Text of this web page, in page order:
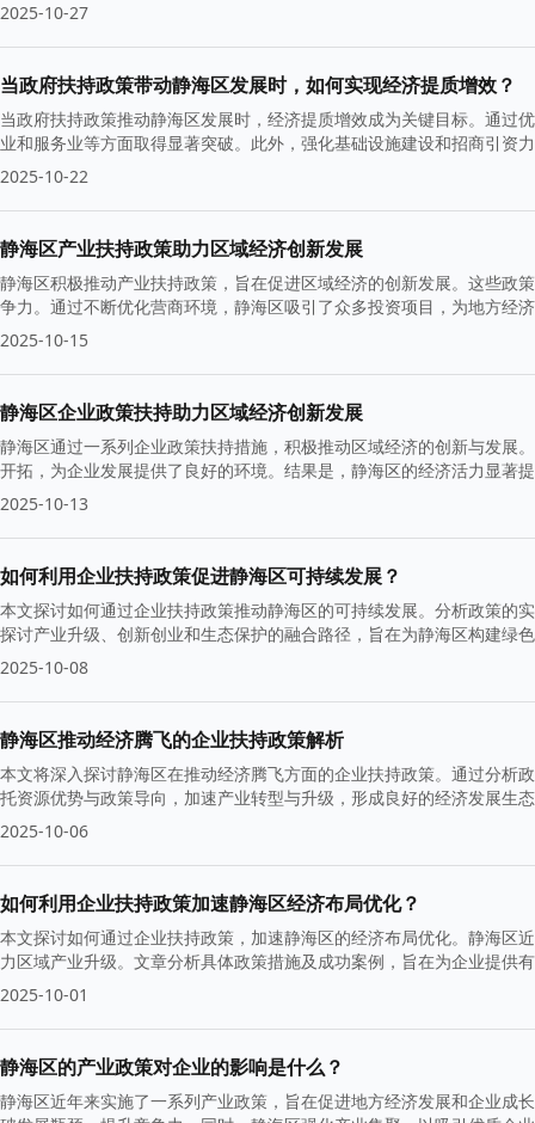
2025-10-27
当政府扶持政策带动静海区发展时，如何实现经济提质增效？
当政府扶持政策推动静海区发展时，经济提质增效成为关键目标。通过
业和服务业等方面取得显著突破。此外，强化基础设施建设和招商引资
2025-10-22
静海区产业扶持政策助力区域经济创新发展
静海区积极推动产业扶持政策，旨在促进区域经济的创新发展。这些政
争力。通过不断优化营商环境，静海区吸引了众多投资项目，为地方经
2025-10-15
静海区企业政策扶持助力区域经济创新发展
静海区通过一系列企业政策扶持措施，积极推动区域经济的创新与发展
开拓，为企业发展提供了良好的环境。结果是，静海区的经济活力显著
2025-10-13
如何利用企业扶持政策促进静海区可持续发展？
本文探讨如何通过企业扶持政策推动静海区的可持续发展。分析政策的
探讨产业升级、创新创业和生态保护的融合路径，旨在为静海区构建绿
2025-10-08
静海区推动经济腾飞的企业扶持政策解析
本文将深入探讨静海区在推动经济腾飞方面的企业扶持政策。通过分析
托资源优势与政策导向，加速产业转型与升级，形成良好的经济发展生
2025-10-06
如何利用企业扶持政策加速静海区经济布局优化？
本文探讨如何通过企业扶持政策，加速静海区的经济布局优化。静海区
力区域产业升级。文章分析具体政策措施及成功案例，旨在为企业提供
2025-10-01
静海区的产业政策对企业的影响是什么？
静海区近年来实施了一系列产业政策，旨在促进地方经济发展和企业成